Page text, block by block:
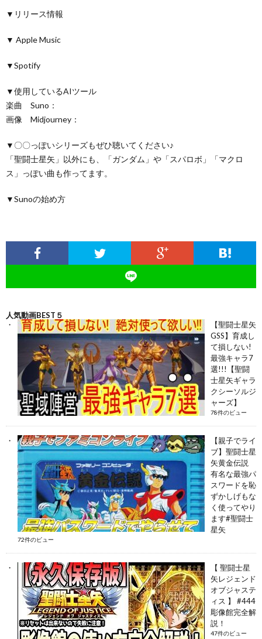
▼リリース情報
▼ Apple Music
▼Spotify
▼使用しているAIツール
楽曲 Suno：
画像 Midjourney：
▼〇〇っぽいシリーズもぜひ聴いてください♪
「聖闘士星矢」以外にも、「ガンダム」や「スパロボ」「マクロ
ス」っぽい曲も作ってます。
▼Sunoの始め方
人気動画BEST５
【聖闘士星矢
GSS】育成し
て損しない!
最強キャラ7
選!!!【聖闘
士星矢ギャラ
クシーソルジ
ャーズ】
78件のビュー
【親子でライ
ブ】聖闘士星
矢黄金伝説
有名な最強パ
スワードを恥
ずかしげもな
く使ってやり
ます#聖闘士
星矢
72件のビュー
【 聖闘士星
矢レジェンド
オブジャステ
ィス 】 #444
彫像館完全解
説！
47件のビュー